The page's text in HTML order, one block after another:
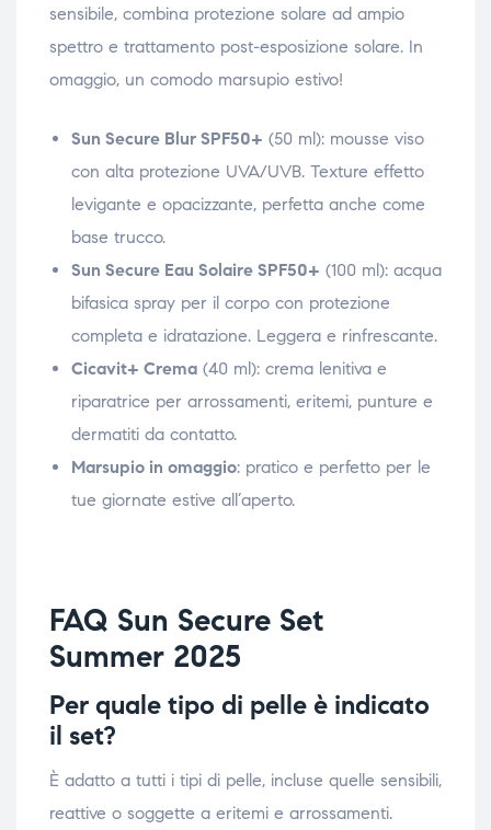
sensibile, combina protezione solare ad ampio
spettro e trattamento post-esposizione solare. In
omaggio, un comodo marsupio estivo!
Sun Secure Blur SPF50+ (50 ml): mousse viso
con alta protezione UVA/UVB. Texture effetto
levigante e opacizzante, perfetta anche come
base trucco.
Sun Secure Eau Solaire SPF50+ (100 ml): acqua
bifasica spray per il corpo con protezione
completa e idratazione. Leggera e rinfrescante.
Cicavit+ Crema (40 ml): crema lenitiva e
riparatrice per arrossamenti, eritemi, punture e
dermatiti da contatto.
Marsupio in omaggio: pratico e perfetto per le
tue giornate estive all’aperto.
FAQ Sun Secure Set
Summer 2025
Per quale tipo di pelle è indicato
il set?
È adatto a tutti i tipi di pelle, incluse quelle sensibili,
reattive o soggette a eritemi e arrossamenti.